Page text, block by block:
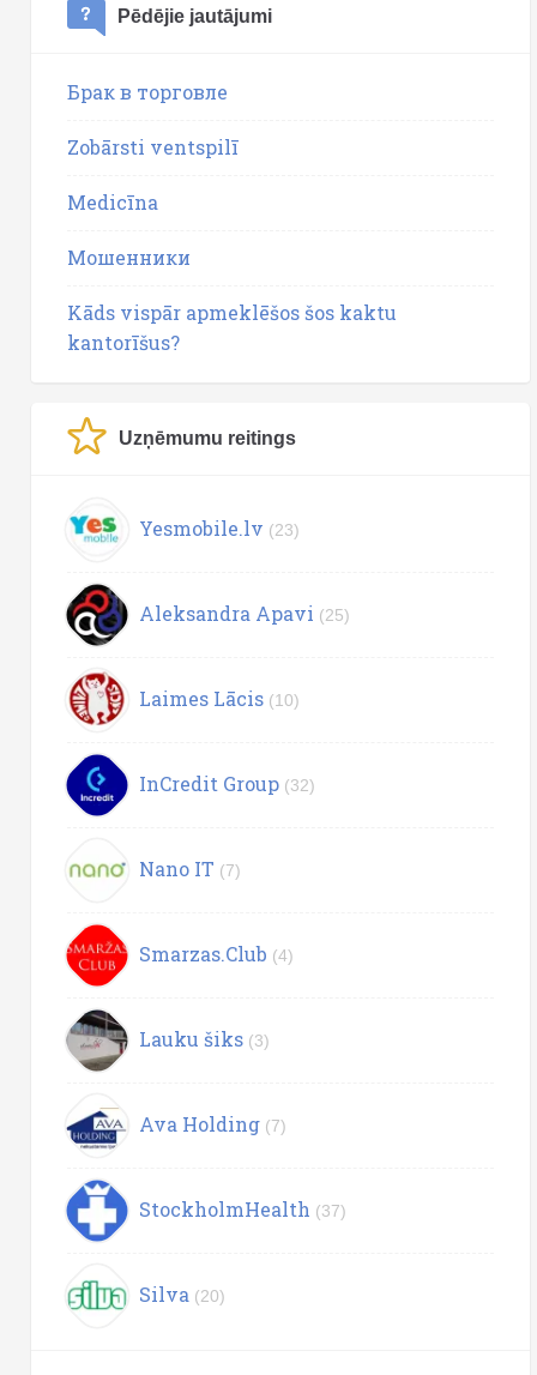
Pēdējie jautājumi
Брак в торговле
Zobārsti ventspilī
Medicīna
Мошенники
Kāds vispār apmeklēšos šos kaktu
kantorīšus?
Uzņēmumu reitings
Yesmobile.lv (23)
Aleksandra Apavi (25)
Laimes Lācis (10)
InCredit Group (32)
Nano IT (7)
Smarzas.Club (4)
Lauku šiks (3)
Ava Holding (7)
StockholmHealth (37)
Silva (20)